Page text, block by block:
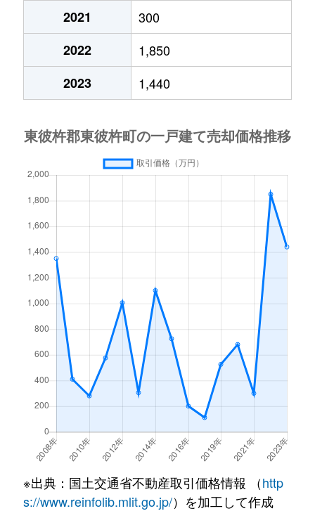
2021
300
2022
1,850
2023
1,440
※出典：国土交通省不動産取引価格情報 （http
s://www.reinfolib.mlit.go.jp/）を加工して作成